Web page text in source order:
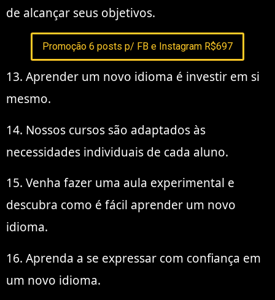
de alcançar seus objetivos.
Promoção 6 posts p/ FB e Instagram R$697
13. Aprender um novo idioma é investir em si
mesmo.
14. Nossos cursos são adaptados às
necessidades individuais de cada aluno.
15. Venha fazer uma aula experimental e
descubra como é fácil aprender um novo
idioma.
16. Aprenda a se expressar com confiança em
um novo idioma.